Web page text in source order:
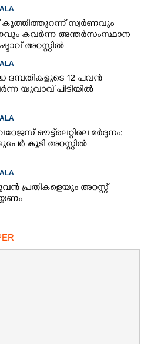
കുത്തിത്തുറന്ന് സ്വർണവും
കവർന്ന അന്തർസംസ്ഥാന
അറസ്റ്റിൽ
ദമ്പതികളുടെ 12 പവൻ
യുവാവ് പിടിയിൽ
ഔട്ട്‌ലെറ്റിലെ മർദ്ദനം:
കൂടി അറസ്റ്റിൽ
പ്രതികളെയും അറസ്റ്റ്